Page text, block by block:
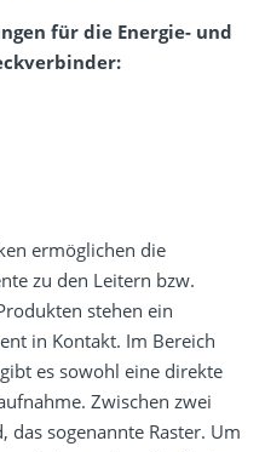
für die Energie- und
ermöglichen die
zu den Leitern bzw.
stehen ein
in Kontakt. Im Bereich
es sowohl eine direkte
Zwischen zwei
das sogenannte Raster. Um